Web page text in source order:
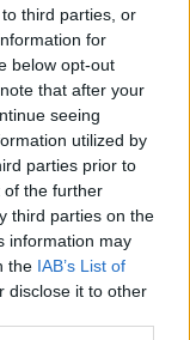
third parties, or
for
below opt-out
that after your
seeing
utilized by
parties prior to
of the further
third parties on the
information may
the IAB’s List of
disclose it to other